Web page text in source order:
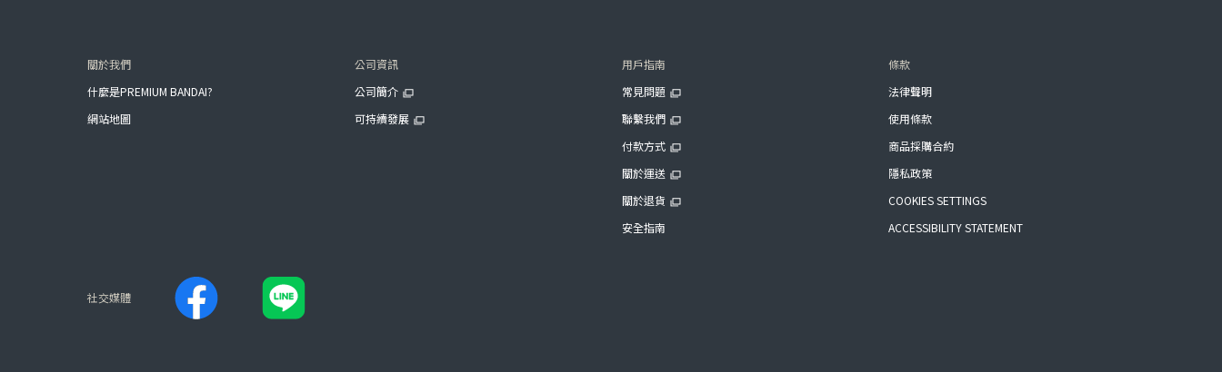
關於我們
什麼是PREMIUM BANDAI?
網站地圖
公司資訊
公司簡介
可持續發展
用戶指南
常見問題
聯繫我們
付款方式
關於運送
關於退貨
安全指南
條款
法律聲明
使用條款
商品採購合約
隱私政策
COOKIES SETTINGS
ACCESSIBILITY STATEMENT
社交媒體